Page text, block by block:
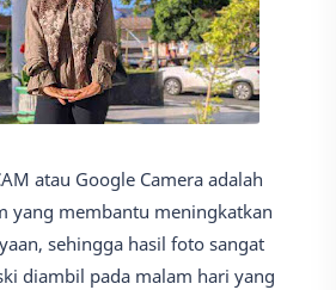
atau Google Camera adalah
yang membantu meningkatkan
sehingga hasil foto sangat
diambil pada malam hari yang